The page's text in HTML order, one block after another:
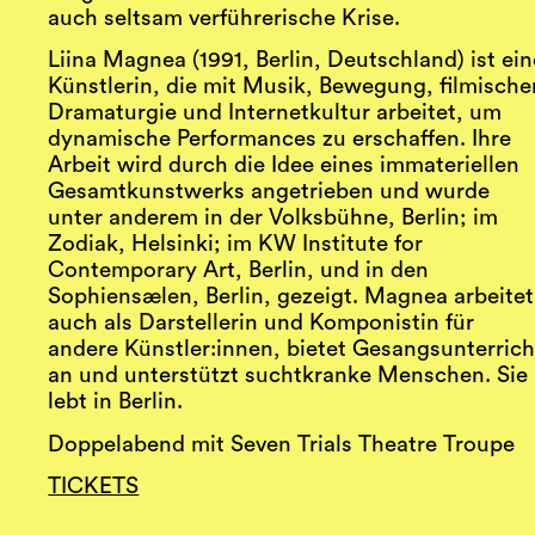
auch seltsam verführerische Krise.
Liina Magnea (1991, Berlin, Deutschland) ist
Künstlerin, die mit Musik, Bewegung,
Dramaturgie und Internetkultur arbeitet, um
dynamische Performances zu erschaffen. Ihre
Arbeit wird durch die Idee eines immateriellen
Gesamtkunstwerks angetrieben und wurde
unter anderem in der Volksbühne, Berlin; im
Zodiak, Helsinki; im KW Institute for
Contemporary Art, Berlin, und in den
Sophiensælen, Berlin, gezeigt. Magnea arbeitet
auch als Darstellerin und Komponistin für
andere Künstler:innen, bietet
an und unterstützt suchtkranke Menschen. Sie
lebt in Berlin.
Doppelabend mit Seven Trials Theatre Troupe
TICKETS